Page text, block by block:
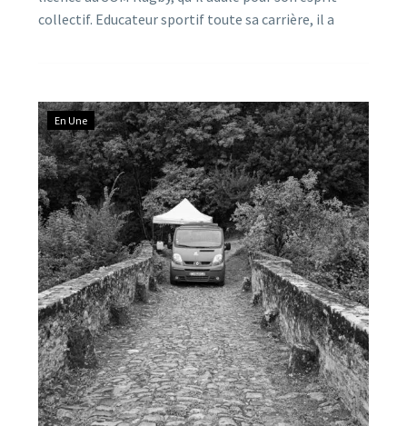
collectif. Educateur sportif toute sa carrière, il a
des Associations, et la sortie de son livre, « Millau
l’inspirante ».
En Une